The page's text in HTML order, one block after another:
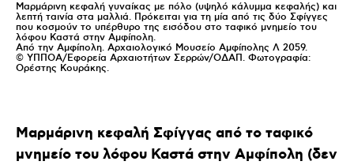
Μαρμάρινη κεφαλή γυναίκας με πόλο (υψηλό κάλυμμα κεφαλής) και
λεπτή ταινία στα μαλλιά. Πρόκειται για τη μία από τις δύο Σφίγγες
που κοσμούν το υπέρθυρο της εισόδου στο ταφικό μνημείο του
λόφου Καστά στην Αμφίπολη.
Από την Αμφίπολη. Αρχαιολογικό Μουσείο Αμφίπολης Λ 2059.
© ΥΠΠΟΑ/Εφορεία Αρχαιοτήτων Σερρών/ΟΔΑΠ. Φωτογραφία:
Ορέστης Κουράκης.
Μαρμάρινη κεφαλή Σφίγγας από το ταφικό
μνημείο του λόφου Καστά στην Αμφίπολη (δεν